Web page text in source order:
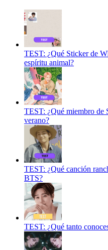
TEST: ¿Qué Sticker de
espíritu animal?
TEST: ¿Qué miembro de
verano?
TEST: ¿Qué canción
BTS?
TEST: ¿Qué tanto